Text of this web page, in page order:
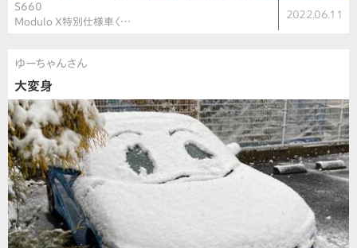
S660
Modulo X特別仕様車〈…
2022.06.11
ゆーちゃんさん
大変身